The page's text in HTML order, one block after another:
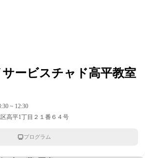
ービスチャド高平教室
~ 12:30
高平1丁目２１番６４号
プログラム